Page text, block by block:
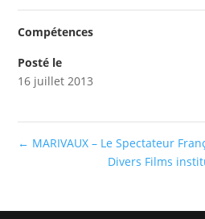
Compétences
Posté le
16 juillet 2013
← MARIVAUX – Le Spectateur
Divers Films